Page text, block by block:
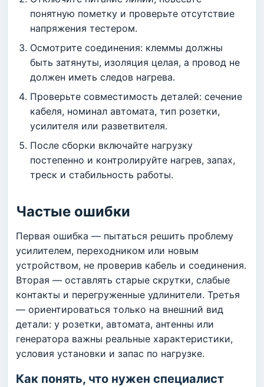
понятную пометку и проверьте отсутствие
напряжения тестером.
Осмотрите соединения: клеммы должны
быть затянуты, изоляция целая, а провод не
должен иметь следов нагрева.
Проверьте совместимость деталей: сечение
кабеля, номинал автомата, тип розетки,
усилителя или разветвителя.
После сборки включайте нагрузку
постепенно и контролируйте нагрев, запах,
треск и стабильность работы.
Частые ошибки
Первая ошибка — пытаться решить проблему
усилителем, переходником или новым
устройством, не проверив кабель и соединения.
Вторая — оставлять старые скрутки, слабые
контакты и перегруженные удлинители. Третья
— ориентироваться только на внешний вид
детали: у розетки, автомата, антенны или
генератора важны реальные характеристики,
условия установки и запас по нагрузке.
Как понять, что нужен специалист